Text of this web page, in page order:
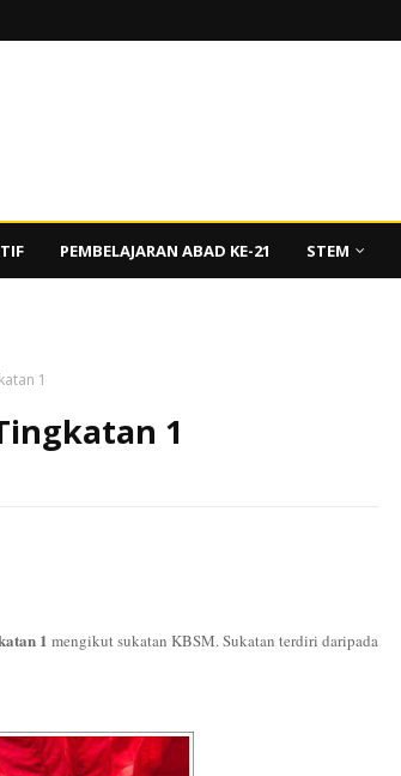
PEMBELAJARAN ABAD KE-21 STEM
1
1
1 mengikut sukatan KBSM. Sukatan terdiri daripada